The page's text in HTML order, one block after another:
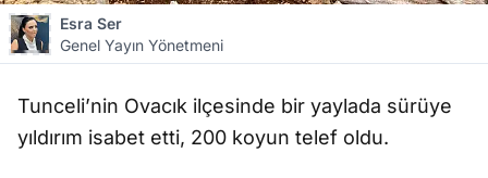
Esra Ser
Genel Yayın Yönetmeni
Tunceli’nin Ovacık ilçesinde bir yaylada sürüye
yıldırım isabet etti, 200 koyun telef oldu.